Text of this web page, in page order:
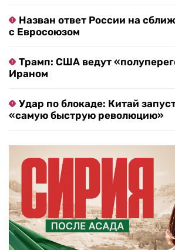
Назван ответ России на
с Евросоюзом
Трамп: США ведут
Ираном
Удар по блокаде: Китай
«самую быструю революцию»